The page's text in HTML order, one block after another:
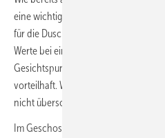
eine wichtige Rolle. Zwar ist für den
für die Duschfläche vorgegeben,
Werte bei einer Neigung von
Gesichtspunkten des
vorteilhaft. Wegen der Trittsicherheit
nicht überschritten werden.
Im Geschosswohnungsbau sind die